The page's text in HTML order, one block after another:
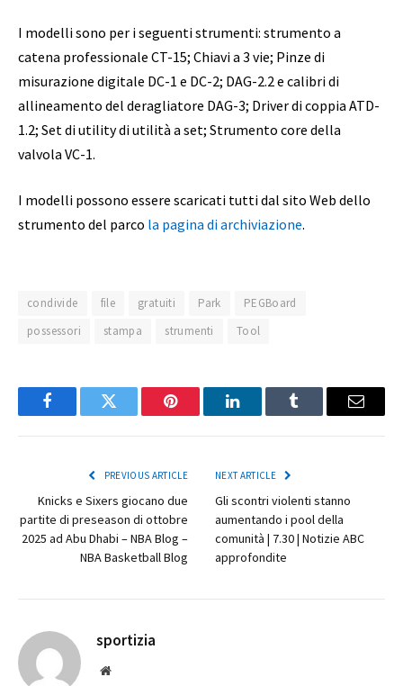
I modelli sono per i seguenti strumenti: strumento a
catena professionale CT-15; Chiavi a 3 vie; Pinze di
misurazione digitale DC-1 e DC-2; DAG-2.2 e calibri di
allineamento del deragliatore DAG-3; Driver di coppia ATD-
1.2; Set di utility di utilità a set; Strumento core della
valvola VC-1.
I modelli possono essere scaricati tutti dal sito Web dello
strumento del parco la pagina di archiviazione.
condivide file gratuiti Park
PEGBoard
possessori
stampa strumenti Tool
FacebookTwitter Pinterest LinkedInTumblr Email
PREVIOUS ARTICLE
Knicks e Sixers giocano due
partite di preseason di ottobre
2025 ad Abu Dhabi – NBA Blog –
NBA Basketball Blog
NEXT ARTICLE
Gli scontri violenti stanno
aumentando i pool della
comunità | 7.30 | Notizie ABC
approfondite
sportizia
Website